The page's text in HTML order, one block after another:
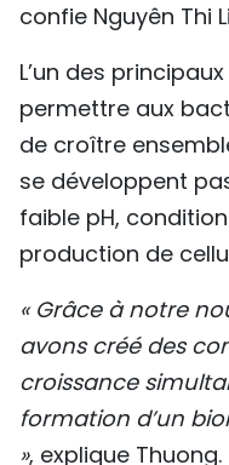
confie Nguyên Thi
L’un des
permettre aux
de croître
se développent
faible pH,
production de
« Grâce à notre
avons créé des
croissance
formation d’un
», explique Thuong.